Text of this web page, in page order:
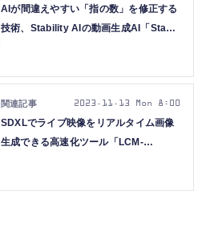
AIが間違えやすい「指の数」を修正する
技術、Stability AIの動画生成AI「Stable
SDXLでライブ映像をリアルタイム画像
生成できる高速化ツール「LCM-
2023.11.13 Mon 8:00